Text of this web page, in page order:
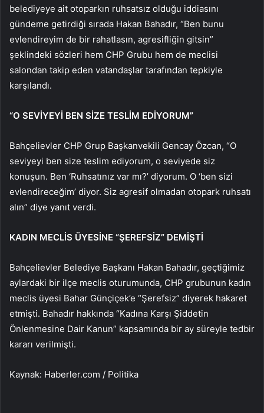
belediyeye ait otoparkın ruhsatsız olduğu iddiasını
gündeme getirdiği sırada Hakan Bahadır, “Ben bunu
evlendireyim de bir rahatlasın, agresifliğin gitsin”
şeklindeki sözleri hem CHP Grubu hem de meclisi
salondan takip eden vatandaşlar tarafından tepkiyle
karşılandı.
“O SEVİYEYİ BEN SİZE TESLİM EDİYORUM”
Bahçelievler CHP Grup Başkanvekili Gencay Özcan, “O
seviyeyi ben size teslim ediyorum, o seviyede siz
konuşun. Ben ‘Ruhsatınız var mı?’ diyorum. O ‘ben sizi
evlendireceğim’ diyor. Siz agresif olmadan otopark ruhsatı
alın” diye yanıt verdi.
KADIN MECLİS ÜYESİNE “ŞEREFSİZ” DEMİŞTİ
Bahçelievler Belediye Başkanı Hakan Bahadır, geçtiğimiz
aylardaki bir ilçe meclis oturumunda, CHP grubunun kadın
meclis üyesi Bahar Günçiçek’e “Şerefsiz” diyerek hakaret
etmişti. Bahadır hakkında “Kadına Karşı Şiddetin
Önlenmesine Dair Kanun” kapsamında bir ay süreyle tedbir
kararı verilmişti.
Kaynak: Haberler.com / Politika